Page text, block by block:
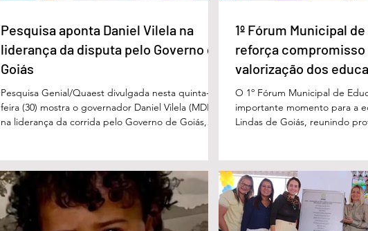
Pesquisa aponta Daniel Vilela na
liderança da disputa pelo Governo de
Goiás
Pesquisa Genial/Quaest divulgada nesta quinta-
feira (30) mostra o governador Daniel Vilela (MDB)
na liderança da corrida pelo Governo de Goiás,
turno, Daniel Vilela aparece com 37% das intenções
de voto, seguido pelo ex-governador Marconi
Perillo (PSDB), com 21%. Em seguida estão Wilder
Morais (PL), com 11%, Luis Cesar Bueno (PT), com
1º Fórum Municipal
reforça compromisso
valorização dos
Águas Lindas
O 1º Fórum Municipal de
importante momento para a
Lindas de Goiás, reunindo
um papel fundamental na
gerações. Durante o evento,
de Educação, Denildson
fórum nasceu do desejo de